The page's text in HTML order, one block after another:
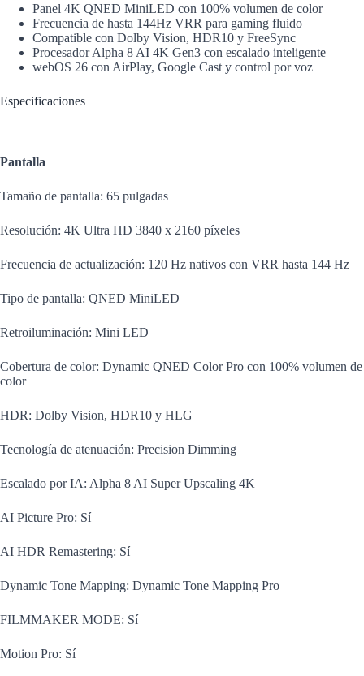
Panel 4K QNED MiniLED con 100% volumen de color
Frecuencia de hasta 144Hz VRR para gaming fluido
Compatible con Dolby Vision, HDR10 y FreeSync
Procesador Alpha 8 AI 4K Gen3 con escalado inteligente
webOS 26 con AirPlay, Google Cast y control por voz
Especificaciones
Pantalla
Tamaño de pantalla: 65 pulgadas
Resolución: 4K Ultra HD 3840 x 2160 píxeles
Frecuencia de actualización: 120 Hz nativos con VRR hasta 144 Hz
Tipo de pantalla: QNED MiniLED
Retroiluminación: Mini LED
Cobertura de color: Dynamic QNED Color Pro con 100% volumen de
color
HDR: Dolby Vision, HDR10 y HLG
Tecnología de atenuación: Precision Dimming
Escalado por IA: Alpha 8 AI Super Upscaling 4K
AI Picture Pro: Sí
AI HDR Remastering: Sí
Dynamic Tone Mapping: Dynamic Tone Mapping Pro
FILMMAKER MODE: Sí
Motion Pro: Sí